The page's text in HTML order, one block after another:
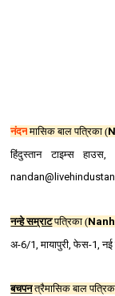
नंदनमासिक बाल पत्रिका (
हिंदुस्‍तान टाइम्‍स
नन्हे सम्राटपत्रिका(
अ-6/1, मायापुरी, फेस-1,
बचपनत्रैमासिक बाल